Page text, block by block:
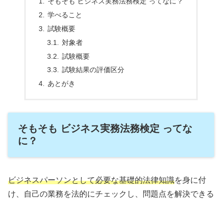
学べること
試験概要
対象者
試験概要
試験結果の評価区分
あとがき
そもそも ビジネス実務法務検定 ってな
に？
ビジネスパーソンとして必要な基礎的法律知識を身に付
け、自己の業務を法的にチェックし、問題点を解決できる